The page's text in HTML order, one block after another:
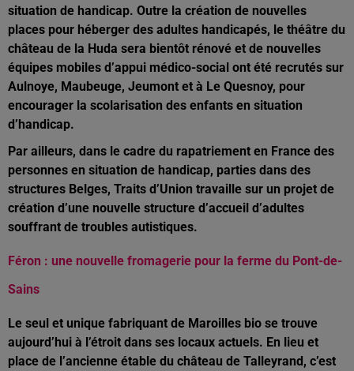
situation de handicap. Outre la création de nouvelles
places pour héberger des adultes handicapés, le théâtre du
château de la Huda sera bientôt rénové et de nouvelles
équipes mobiles d’appui médico-social ont été recrutés sur
Aulnoye, Maubeuge, Jeumont et à Le Quesnoy, pour
encourager la scolarisation des enfants en situation
d’handicap.
Par ailleurs, dans le cadre du rapatriement en France des
personnes en situation de handicap, parties dans des
structures Belges, Traits d’Union travaille sur un projet de
création d’une nouvelle structure d’accueil d’adultes
souffrant de troubles autistiques.
Féron : une nouvelle fromagerie pour la ferme du Pont-de-
Sains
Le seul et unique fabriquant de Maroilles bio se trouve
aujourd’hui à l’étroit dans ses locaux actuels. En lieu et
place de l’ancienne étable du château de Talleyrand, c’est